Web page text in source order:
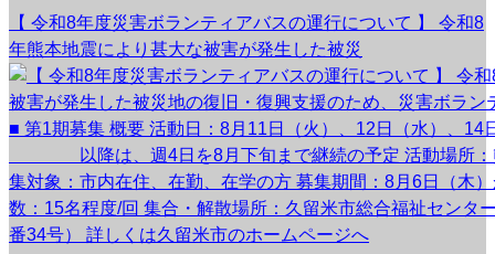
【 令和8年度災害ボランティアバスの運行について 】 令和8
年熊本地震により甚大な被害が発生した被災